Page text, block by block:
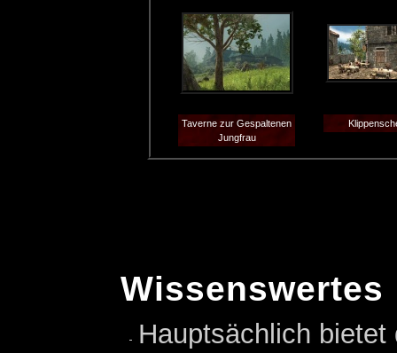
Taverne zur Gespaltenen
Jungfrau
Wissenswertes
Hauptsächlich